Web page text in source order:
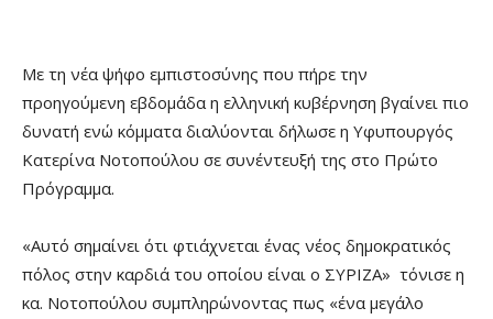
Με τη νέα ψήφο εμπιστοσύνης που πήρε την
προηγούμενη εβδομάδα η ελληνική κυβέρνηση βγαίνει πιο
δυνατή ενώ κόμματα διαλύονται δήλωσε η Υφυπουργός
Κατερίνα Νοτοπούλου σε συνέντευξή της στο Πρώτο
Πρόγραμμα.
«Αυτό σημαίνει ότι φτιάχνεται ένας νέος δημοκρατικός
πόλος στην καρδιά του οποίου είναι ο ΣΥΡΙΖΑ» τόνισε η
κα. Νοτοπούλου συμπληρώνοντας πως «ένα μεγάλο